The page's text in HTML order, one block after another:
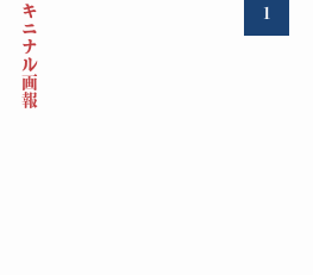
キニナル画報 1